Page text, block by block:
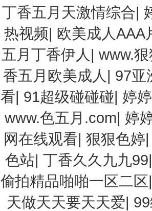
丁香五月天激情综合|
热视频| 欧美成人AAA
五月丁香伊人 | www.
香五月欧美成人 | 97亚
看| 91超级碰碰碰| 婷
www.色五月.com| 婷
网在线观看| 狠狠色婷|
色站|丁香久久九九99|
偷拍精品啪啪一区二区|
天做天天要天天爱|